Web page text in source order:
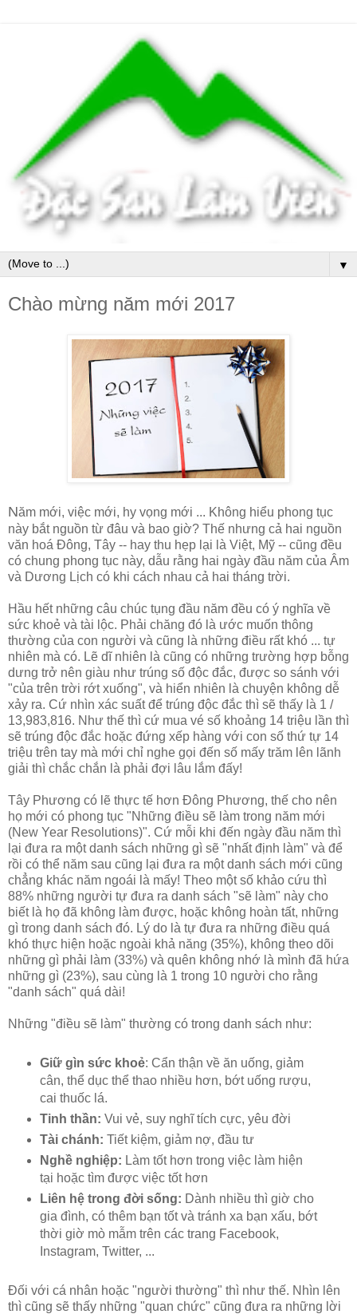
▼
Chào mừng năm mới 2017
Năm mới, việc mới, hy vọng mới ... Không hiểu phong tục
này bắt nguồn từ đâu và bao giờ? Thế nhưng cả hai nguồn
văn hoá Đông, Tây -- hay thu hẹp lại là Việt, Mỹ -- cũng đều
có chung phong tục này, dẫu rằng hai ngày đầu năm của Âm
và Dương Lịch có khi cách nhau cả hai tháng trời.
Hầu hết những câu chúc tụng đầu năm đều có ý nghĩa về
sức khoẻ và tài lộc. Phải chăng đó là ước muốn thông
thường của con người và cũng là những điều rất khó ... tự
nhiên mà có. Lẽ dĩ nhiên là cũng có những trường hợp bỗng
dưng trở nên giàu như trúng số độc đắc, được so sánh với
"của trên trời rớt xuống", và hiển nhiên là chuyện không dễ
xảy ra. Cứ nhìn xác suất để trúng độc đắc thì sẽ thấy là 1 /
13,983,816. Như thế thì cứ mua vé số khoảng 14 triệu lần thì
sẽ trúng độc đắc hoặc đứng xếp hàng với con số thứ tự 14
triệu trên tay mà mới chỉ nghe gọi đến số mấy trăm lên lãnh
giải thì chắc chắn là phải đợi lâu lắm đấy!
Tây Phương có lẽ thực tế hơn Đông Phương, thế cho nên
họ mới có phong tục "Những điều sẽ làm trong năm mới
(New Year Resolutions)". Cứ mỗi khi đến ngày đầu năm thì
lại đưa ra một danh sách những gì sẽ "nhất định làm" và để
rồi có thể năm sau cũng lại đưa ra một danh sách mới cũng
chẳng khác năm ngoái là mấy! Theo một số khảo cứu thì
88% những người tự đưa ra danh sách "sẽ làm" này cho
biết là họ đã không làm được, hoặc không hoàn tất, những
gì trong danh sách đó. Lý do là tự đưa ra những điều quá
khó thực hiện hoặc ngoài khả năng (35%), không theo dõi
những gì phải làm (33%) và quên không nhớ là mình đã hứa
những gì (23%), sau cùng là 1 trong 10 người cho rằng
"danh sách" quá dài!
Những "điều sẽ làm" thường có trong danh sách như:
Giữ gìn sức khoẻ: Cẩn thận về ăn uống, giảm
cân, thể dục thể thao nhiều hơn, bớt uống rượu,
cai thuốc lá.
Tinh thần: Vui vẻ, suy nghĩ tích cực, yêu đời
Tài chánh: Tiết kiệm, giảm nợ, đầu tư
Nghề nghiệp: Làm tốt hơn trong việc làm hiện
tại hoặc tìm được việc tốt hơn
Liên hệ trong đời sống: Dành nhiều thì giờ cho
gia đình, có thêm bạn tốt và tránh xa bạn xấu, bớt
thời giờ mò mẫm trên các trang Facebook,
Instagram, Twitter, ...
Đối với cá nhân hoặc "người thường" thì như thế. Nhìn lên
thì cũng sẽ thấy những "quan chức" cũng đưa ra những lời